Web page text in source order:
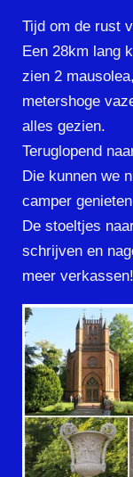
Tijd om de rust
Een 28km lang
zien 2
metershoge
alles gezien.
Teruglopend
Die kunnen we
camper
De stoeltjes
schrijven en
meer